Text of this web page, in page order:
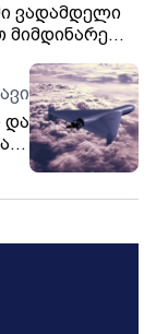
ვადამდელი
მიმდინარე
და
შემოხლაც
და